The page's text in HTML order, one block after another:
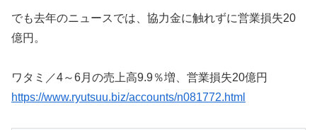
でも去年のニュースでは、協力金に触れずに営業損失20
億円。
ワタミ／4～6月の売上高9.9％増、営業損失20億円
https://www.ryutsuu.biz/accounts/n081772.html